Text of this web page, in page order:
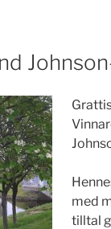
med
tilltal